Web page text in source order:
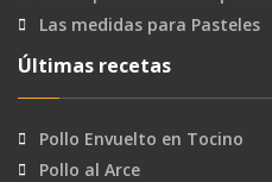
Las medidas para Pasteles
Últimas recetas
Pollo Envuelto en Tocino
Pollo al Arce